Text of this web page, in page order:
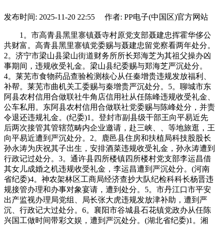
发布时间: 2025-11-20 22:55 作者: PP电子(中国区)官方网站
1。市高青县黑里寨镇聂寺村原党支部聂建忠挥霍华侈公
共财富。高青县黑里寨镇党委赐与聂建忠留党察看两年处分。
2。济宁市梁山县梁山街道财务所所长郑海芝为其祖父操办凶
事期间，违规收受礼金。梁山县纪委赐与郑海芝严沉处分。
4。莱芜市食物药品查验检测核心从任秦增贵违规发放福利、
补帮。莱芜市曲机关工委赐与秦增贵严沉处分。5。聊城市东
阿县农村信用合做联社牛角店信用社从任陈峰违规收受礼金、
公车私用。东阿县农村信用合做联社党委赐与陈峰处分，并责
令退还违规礼金。(纪委)1。登封市副县级干部王向平易近先
后两次接管其管辖范畴内企业邀请，赴三峡、、等地旅逛，王
向平易近遭到严沉处分。2。鹿邑县住房和扶植局科技股股长
孙永涛为庆祝其子出生，安排酒菜违规收受礼金，孙永涛遭到
行政记过处分。3。通许县四所楼镇四所楼村党支部李运昌借
其女儿成婚之机违规收受礼金，李运昌遭到严沉处分。(河南
省纪委)4。神农架林区工商局经济查抄大队纪检科科长杨晋违
规接管办理和办事对象宴请，遭到处分。5。市丹江口市平安
出产监视办理局党组、局长张大虎违规发放津补助，遭到严
沉、行政记大过处分。6。襄阳市谷城县石花镇党政办从任陈
兴国工做时间带彩文娱，遭到严沉处分。(湖北省纪委)1。湘